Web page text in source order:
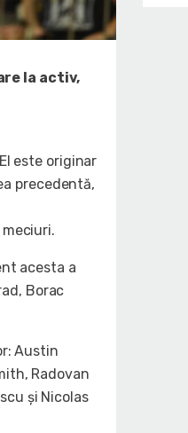
la activ,
este originar
precedentă,
acesta a
Borac
Austin
Radovan
și Nicolas